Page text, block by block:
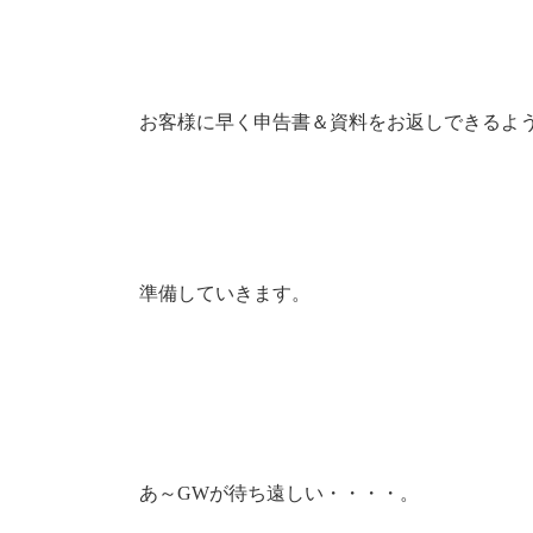
お客様に早く申告書＆資料をお返しできるよ
準備していきます。
あ～GWが待ち遠しい・・・・。